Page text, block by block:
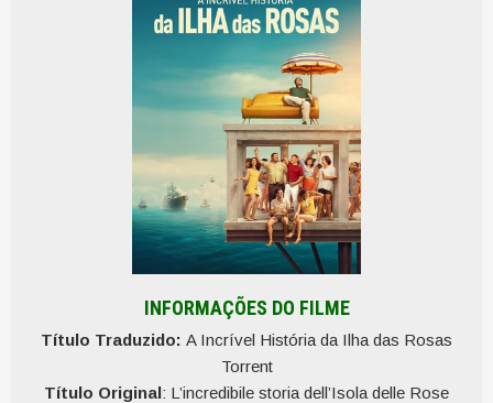
INFORMAÇÕES DO FILME
Título Traduzido: A Incrível História da Ilha das Rosas
Torrent
Título Original: L’incredibile storia dell’Isola delle Rose